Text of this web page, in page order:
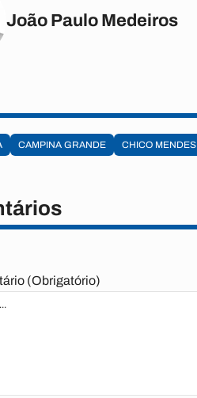
João Paulo Medeiros
CAMPINA GRANDE CHICO MENDES
(Obrigatório)